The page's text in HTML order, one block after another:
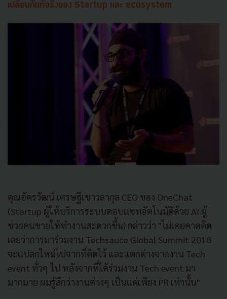
เปลี่ยนที่แท้จริงของ Startup และ ecosystem
คุณอัครวัฒน์ เศรษฐีเชาวลากุล CEO ของ OneChat
(Startup ผู้ให้บริการระบบตอบแชทอัตโนมัติด้วย AI ผู้
ช่วยคนขายให้ทำงานสะดวกขึ้น) กล่าวว่า "ไม่เคยคาดคิด
เลยว่าการมาร่วมงาน Techsauce Global Summit 2018
จะแปลกใหม่ไปจากที่คิดไว้ และแตกต่างจากงาน Tech
event ทั่วๆ ไป หลังจากที่ได้ร่วมงาน Tech event มา
มากมาย ผมรู้สึกว่างานต่างๆ เป็นแค่เพียง PR เท่านั้น"